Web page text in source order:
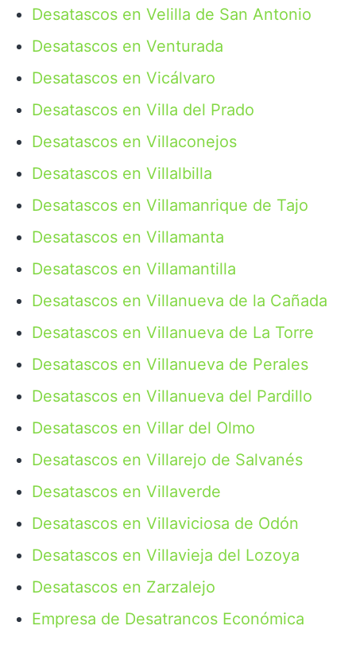
Desatascos en Velilla de San Antonio
Desatascos en Venturada
Desatascos en Vicálvaro
Desatascos en Villa del Prado
Desatascos en Villaconejos
Desatascos en Villalbilla
Desatascos en Villamanrique de Tajo
Desatascos en Villamanta
Desatascos en Villamantilla
Desatascos en Villanueva de la Cañada
Desatascos en Villanueva de La Torre
Desatascos en Villanueva de Perales
Desatascos en Villanueva del Pardillo
Desatascos en Villar del Olmo
Desatascos en Villarejo de Salvanés
Desatascos en Villaverde
Desatascos en Villaviciosa de Odón
Desatascos en Villavieja del Lozoya
Desatascos en Zarzalejo
Empresa de Desatrancos Económica